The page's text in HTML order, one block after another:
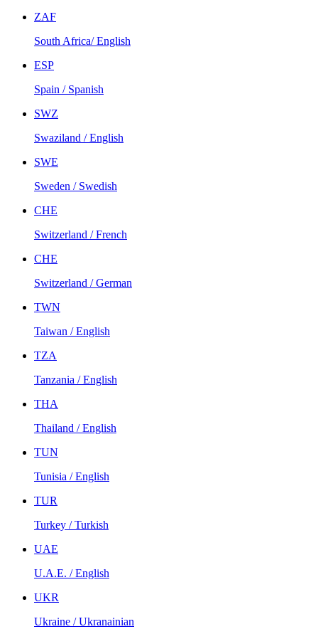
ZAF
South Africa/ English
ESP
Spain / Spanish
SWZ
Swaziland / English
SWE
Sweden / Swedish
CHE
Switzerland / French
CHE
Switzerland / German
TWN
Taiwan / English
TZA
Tanzania / English
THA
Thailand / English
TUN
Tunisia / English
TUR
Turkey / Turkish
UAE
U.A.E. / English
UKR
Ukraine / Ukranainian